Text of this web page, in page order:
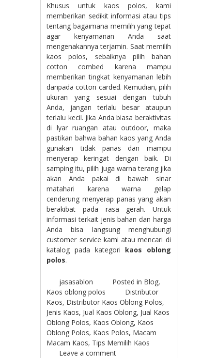
Khusus untuk kaos polos, kami
memberikan sedikit informasi atau tips
tentang bagaimana memilih yang tepat
agar kenyamanan Anda saat
mengenakannya terjamin. Saat memilih
kaos polos, sebaiknya pilih bahan
cotton combed karena mampu
memberikan tingkat kenyamanan lebih
daripada cotton carded. Kemudian, pilih
ukuran yang sesuai dengan tubuh
Anda, jangan terlalu besar ataupun
terlalu kecil. Jika Anda biasa beraktivitas
di lyar ruangan atau outdoor, maka
pastikan bahwa bahan kaos yang Anda
gunakan tidak panas dan mampu
menyerap keringat dengan baik. Di
samping itu, pilih juga warna terang jika
akan Anda pakai di bawah sinar
matahari karena warna gelap
cenderung menyerap panas yang akan
berakibat pada rasa gerah. Untuk
informasi terkait jenis bahan dan harga
Anda bisa langsung menghubungi
customer service kami atau mencari di
katalog pada kategori kaos oblong
polos.
jasasablon Posted in Blog,
Kaos oblong polos
Distributor
Kaos, Distributor Kaos Oblong Polos,
Jenis Kaos, Jual Kaos Oblong, Jual Kaos
Oblong Polos, Kaos Oblong, Kaos
Oblong Polos, Kaos Polos, Macam
Macam Kaos, Tips Memilih Kaos
Leave a comment